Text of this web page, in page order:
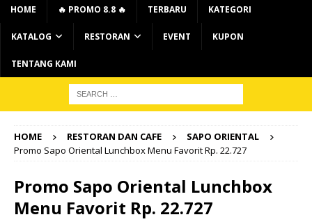
HOME 🔥 PROMO 8.8 🔥 TERBARU KATEGORI
KATALOG RESTORAN EVENT KUPON
TENTANG KAMI
HOME RESTORAN DAN CAFE
SAPO ORIENTAL
Promo Sapo Oriental Lunchbox Menu Favorit Rp. 22.727
Promo Sapo Oriental Lunchbox
Menu Favorit Rp. 22.727